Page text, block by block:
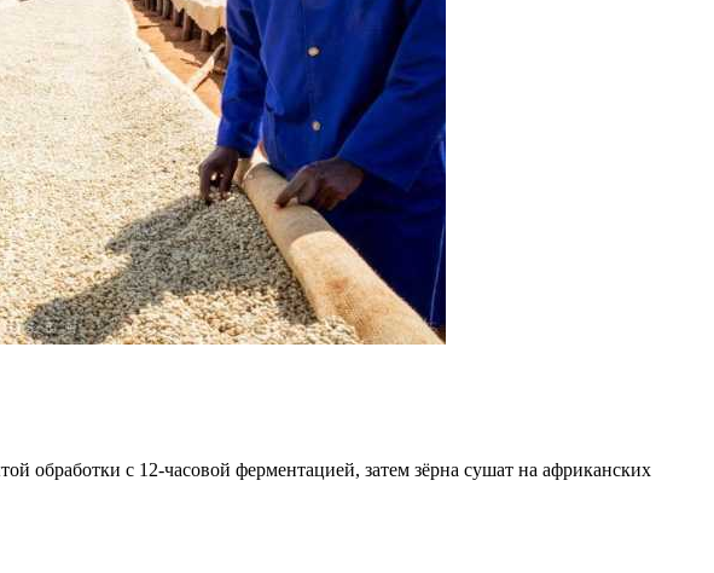
обработки с 12-часовой ферментацией, затем зёрна сушат на африканских